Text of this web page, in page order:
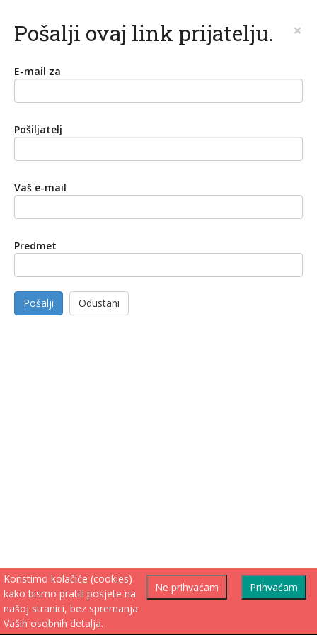
Pošalji ovaj link prijatelju. ×
E-mail za
Pošiljatelj
Vaš e-mail
Predmet
Pošalji Odustani
Prihvaćam
Ne prihvaćam
Koristimo kolačiće (cookies)
kako bismo pratili posjete na
našoj stranici, bez spremanja
Vaših osobnih detalja.